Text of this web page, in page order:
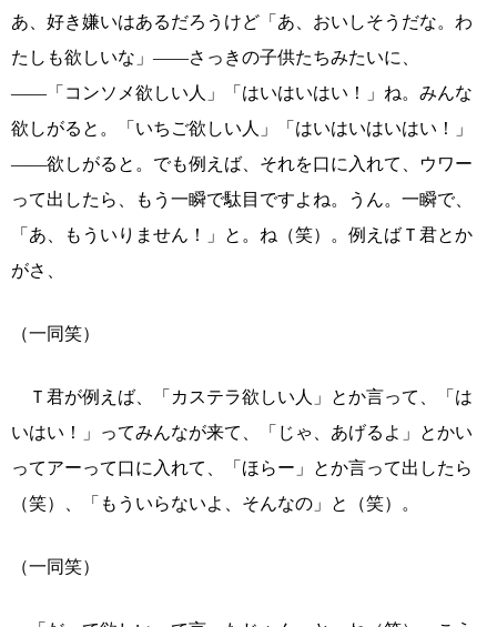
あ、好き嫌いはあるだろうけど「あ、おいしそうだな。わ
たしも欲しいな」――さっきの子供たちみたいに、
――「コンソメ欲しい人」「はいはいはい！」ね。みんな
欲しがると。「いちご欲しい人」「はいはいはいはい！」
――欲しがると。でも例えば、それを口に入れて、ウワー
って出したら、もう一瞬で駄目ですよね。うん。一瞬で、
「あ、もういりません！」と。ね（笑）。例えばＴ君とか
がさ、
（一同笑）
Ｔ君が例えば、「カステラ欲しい人」とか言って、「は
いはい！」ってみんなが来て、「じゃ、あげるよ」とかい
ってアーって口に入れて、「ほらー」とか言って出したら
（笑）、「もういらないよ、そんなの」と（笑）。
（一同笑）